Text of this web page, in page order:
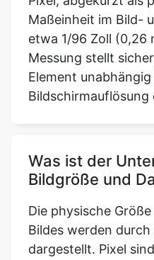
Maßeinheit im Bild-
etwa 1/96 Zoll (0,26
Messung stellt
Element
Bildschirmauflösung
Was ist der
Bildgröße und
Die physische
Bildes werden
dargestellt. Pixel